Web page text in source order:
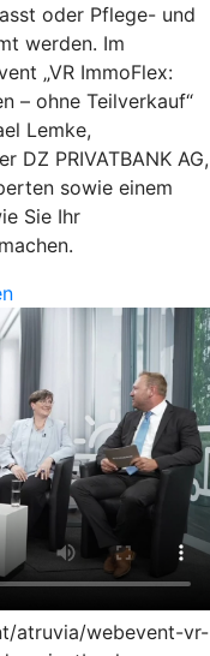
oder Pflege- und
werden. Im
„VR ImmoFlex:
– ohne Teilverkauf“
Lemke,
DZ PRIVATBANK AG,
sowie einem
Sie Ihr
atruvia/webevent-vr-